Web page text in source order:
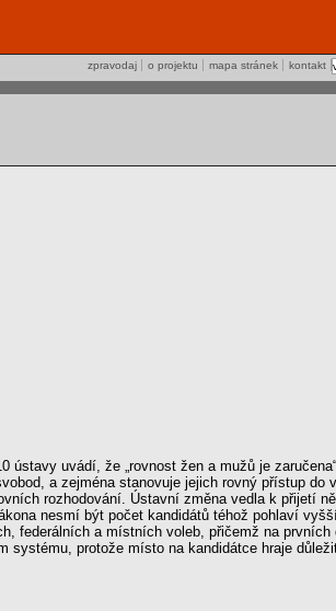
kontakt
mapa stránek
o projektu
zpravodaj
uvádí, že „rovnost žen a mužů je
a zejména stanovuje jejich rovný přístup do
rozhodování. Ústavní změna vedla k přijetí
nesmí být počet kandidátů téhož pohlaví
federálních a místních voleb, přičemž na
protože místo na kandidátce hraje